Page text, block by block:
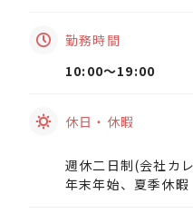
勤務時間
10:00〜19:00
休日・休暇
週休二日制(会社カ
年末年始、夏季休暇